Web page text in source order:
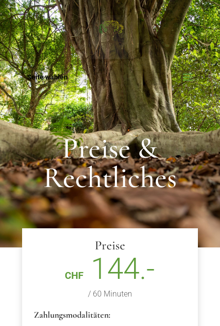
Seite wählen
Preise &
Rechtliches
Preise
CHF 144.-
/ 60 Minuten
Zahlungsmodalitäten: